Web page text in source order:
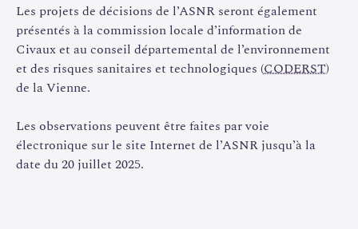
base, l’instruction de l’ASNR conclut à l’acceptabilité
des limites de rejets modifiées présentées dans les
projets de décisions soumis à la consultation.
Les nouvelles prescriptions figurent dans deux projets de
dans l’environnement et les modalités de prélèvement et
consommation d’eau, de rejet d’effluents et de
surveillance dans l’environnement.
Les projets de décisions de l’ASNR seront également
présentés à la commission locale d’information de
Civaux et au conseil départemental de l’environnement
et des risques sanitaires et technologiques (CODERST)
de la Vienne.
Les observations peuvent être faites par voie
électronique sur le site Internet de l’ASNR jusqu’à la
date du 20 juillet 2025.